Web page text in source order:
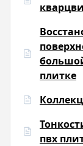
плитке
пвх